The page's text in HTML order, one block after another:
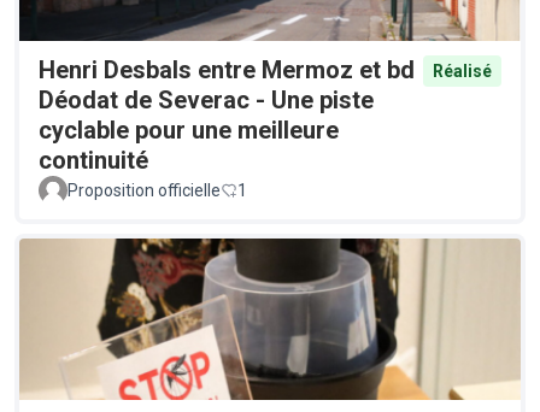
Henri Desbals entre Mermoz et bd
Déodat de Severac - Une piste
cyclable pour une meilleure
continuité
Réalisé
Proposition officielle 1